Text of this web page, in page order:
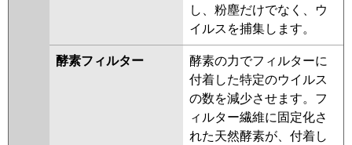
し、粉塵だけでなく、ウ
イルスを捕集します。
酵素フィルター
酵素の力でフィルターに
付着した特定のウイルス
の数を減少させます。フ
ィルター繊維に固定化さ
れた天然酵素が、付着し